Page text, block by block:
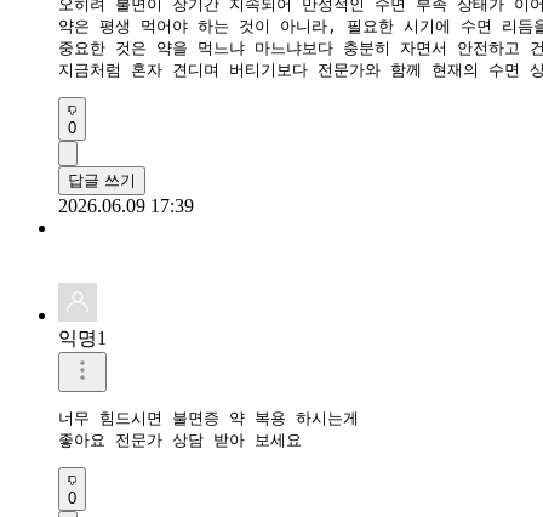
오히려 불면이 장기간 지속되어 만성적인 수면 부족 상태가
약은 평생 먹어야 하는 것이 아니라, 필요한 시기에 수면 리
중요한 것은 약을 먹느냐 마느냐보다 충분히 자면서 안전하고
지금처럼 혼자 견디며 버티기보다 전문가와 함께 현재의 수
0
답글 쓰기
2026.06.09 17:39
익명1
너무 힘드시면 불면증 약 복용 하시는게
좋아요 전문가 상담 받아 보세요
0